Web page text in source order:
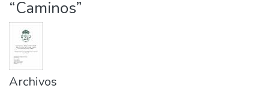
“Caminos”
Archivos